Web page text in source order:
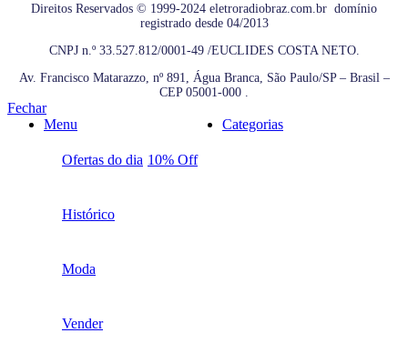
Direitos Reservados © 1999-2024 eletroradiobraz.com.br domínio
registrado desde 04/2013
CNPJ n.º 33.527.812/0001-49 /EUCLIDES COSTA NETO.
Av. Francisco Matarazzo, nº 891, Água Branca, São Paulo/SP – Brasil –
CEP 05001-000 .
Fechar
Menu
Categorias
Ofertas do dia 10% Off
Histórico
Moda
Vender